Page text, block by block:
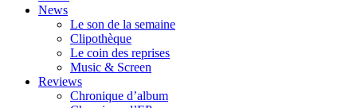
News
Le son de la semaine
Clipothèque
Le coin des reprises
Music & Screen
Reviews
Chronique d’album